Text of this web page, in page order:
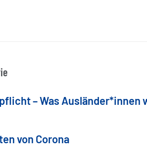
– Was Ausländer*innen
von Corona